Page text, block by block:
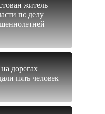
житель
по делу
дорогах
пять человек